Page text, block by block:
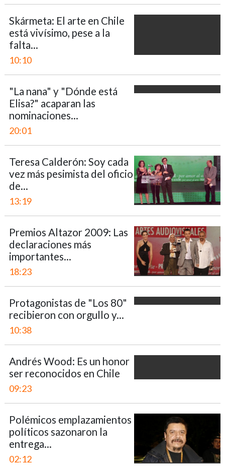
Skármeta: El arte en Chile
está vivísimo, pese a la
falta...
10:10
"La nana" y "Dónde está
Elisa?" acaparan las
nominaciones...
20:01
Teresa Calderón: Soy cada
vez más pesimista del oficio
de...
13:19
Premios Altazor 2009: Las
declaraciones más
importantes...
18:23
Protagonistas de "Los 80"
recibieron con orgullo y...
10:38
Andrés Wood: Es un honor
ser reconocidos en Chile
09:23
Polémicos emplazamientos
políticos sazonaron la
entrega...
02:12